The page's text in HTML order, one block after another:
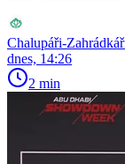
Chalupáři-
dnes, 14:26
2 min